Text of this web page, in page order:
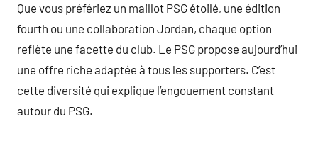
Que vous préfériez un maillot PSG étoilé, une édition
fourth ou une collaboration Jordan, chaque option
reflète une facette du club. Le PSG propose aujourd’hui
une offre riche adaptée à tous les supporters. C’est
cette diversité qui explique l’engouement constant
autour du PSG.